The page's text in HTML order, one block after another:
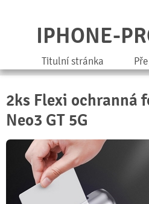
IPHONE-
Titulní stránka
2ks Flexi ochranná
Neo3 GT 5G